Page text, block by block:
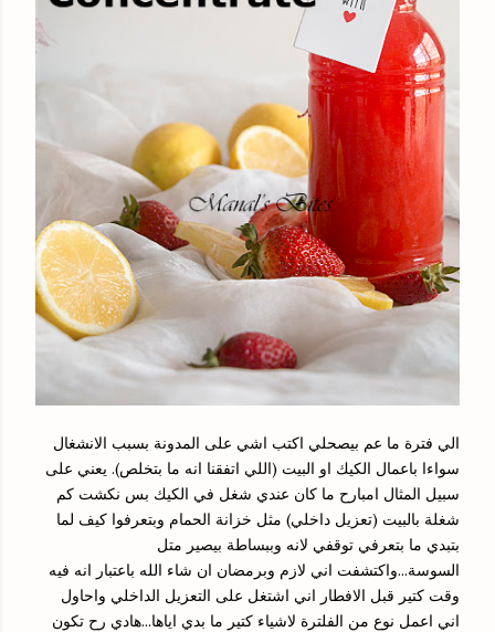
الي فترة ما عم بيصحلي اكتب اشي على المدونة بسبب الانشغال
سواءا باعمال الكيك او البيت (اللي اتفقنا انه ما بتخلص). يعني على
سبيل المثال امبارح ما كان عندي شغل في الكيك بس نكشت كم
شغلة بالبيت (تعزيل داخلي) مثل خزانة الحمام وبتعرفوا كيف لما
بتبدي ما بتعرفي توقفي لانه وببساطة بيصير متل
السوسة...واكتشفت اني لازم وبرمضان ان شاء الله باعتبار انه فيه
وقت كتير قبل الافطار اني اشتغل على التعزيل الداخلي واحاول
اني اعمل نوع من الفلترة لاشياء كتير ما بدي اياها...هادي رح تكون